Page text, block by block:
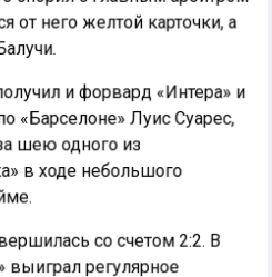
от него желтой карточки, а
и форвард «Интера» и
«Барселоне» Луис Суарес,
шею одного из
в ходе небольшого
со счетом 2:2. В
выиграл регулярное